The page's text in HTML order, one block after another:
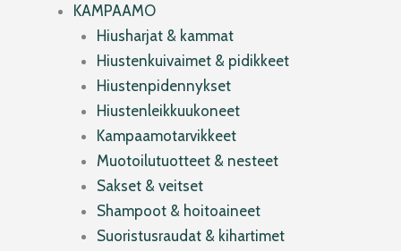
KAMPAAMO
Hiusharjat & kammat
Hiustenkuivaimet & pidikkeet
Hiustenpidennykset
Hiustenleikkuukoneet
Kampaamotarvikkeet
Muotoilutuotteet & nesteet
Sakset & veitset
Shampoot & hoitoaineet
Suoristusraudat & kihartimet